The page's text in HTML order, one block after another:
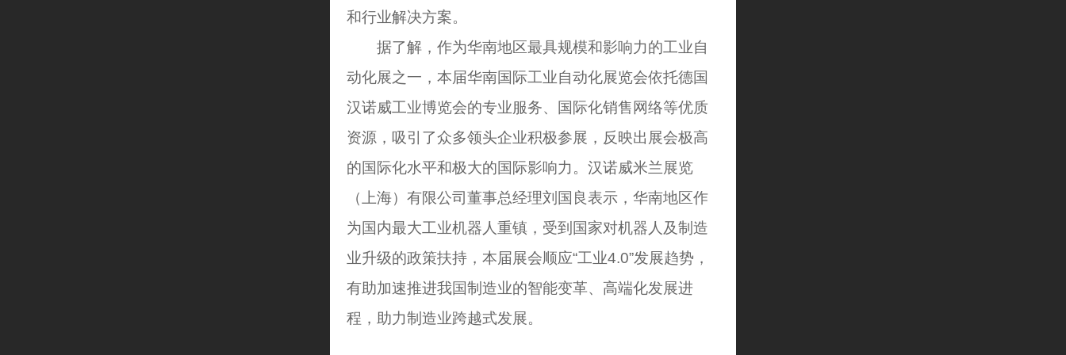
和行业解决方案。
据了解，作为华南地区最具规模和影响力的工业自
动化展之一，本届华南国际工业自动化展览会依托德国
汉诺威工业博览会的专业服务、国际化销售网络等优质
资源，吸引了众多领头企业积极参展，反映出展会极高
的国际化水平和极大的国际影响力。汉诺威米兰展览
（上海）有限公司董事总经理刘国良表示，华南地区作
为国内最大工业机器人重镇，受到国家对机器人及制造
业升级的政策扶持，本届展会顺应“工业4.0”发展趋势，
有助加速推进我国制造业的智能变革、高端化发展进
程，助力制造业跨越式发展。